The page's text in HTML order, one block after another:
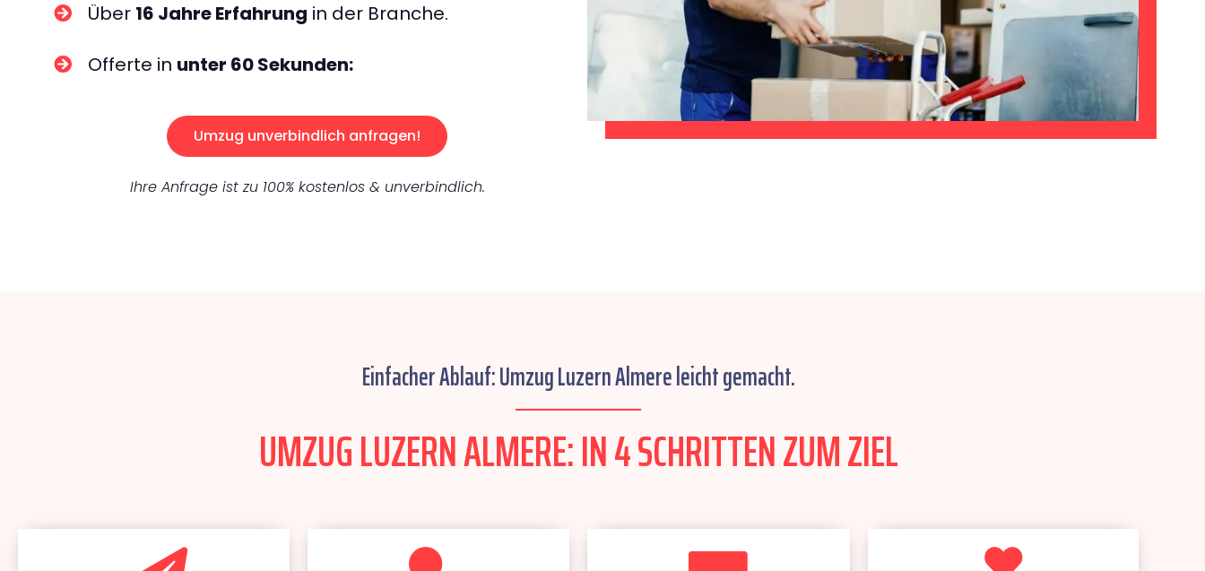
Über 16 Jahre Erfahrung in der Branche.
Offerte in unter 60 Sekunden:
Umzug unverbindlich anfragen!
Ihre Anfrage ist zu 100% kostenlos & unverbindlich.
Einfacher Ablauf: Umzug Luzern Almere leicht gemacht.
UMZUG LUZERN ALMERE: IN 4 SCHRITTEN ZUM ZIEL